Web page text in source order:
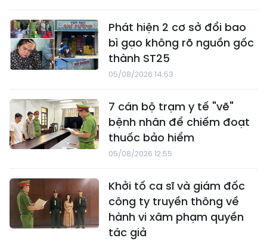
Phát hiện 2 cơ sở đổi bao
bì gạo không rõ nguồn gốc
thành ST25
05/08/2026 14:53
7 cán bộ trạm y tế "vẽ"
bệnh nhân để chiếm đoạt
thuốc bảo hiểm
05/08/2026 12:55
Khởi tố ca sĩ và giám đốc
công ty truyền thông về
hành vi xâm phạm quyền
tác giả